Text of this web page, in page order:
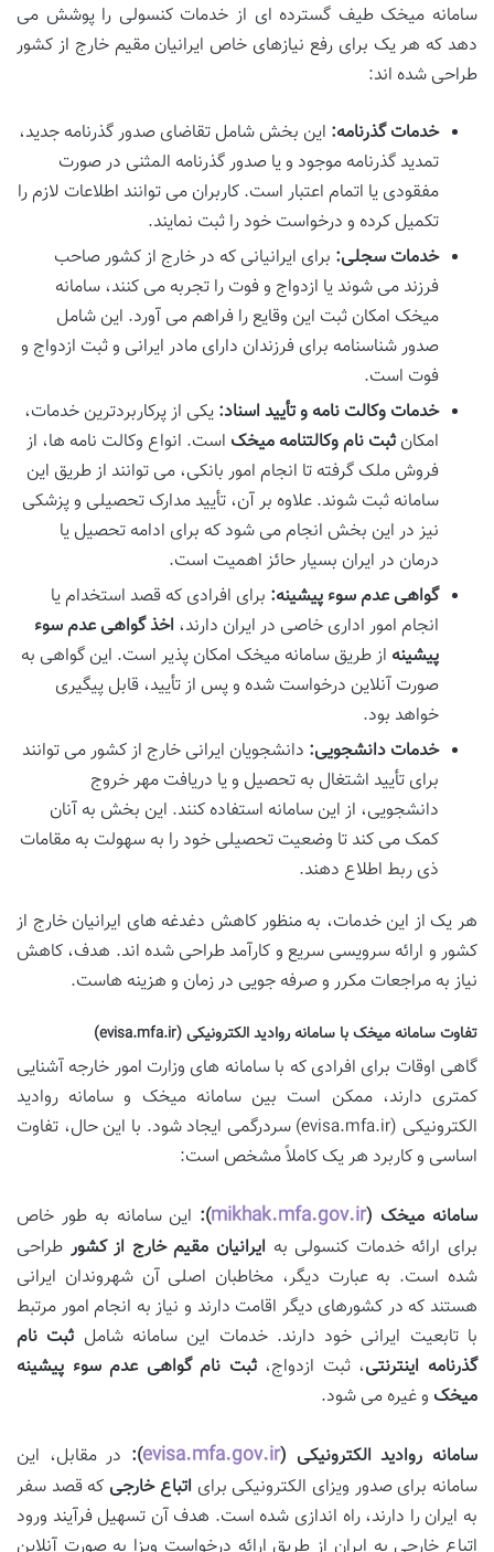
سامانه میخک طیف گسترده ای از خدمات کنسولی را پوشش می
دهد که هر یک برای رفع نیازهای خاص ایرانیان مقیم خارج از کشور
طراحی شده اند:
خدمات گذرنامه: این بخش شامل تقاضای صدور گذرنامه جدید،
تمدید گذرنامه موجود و یا صدور گذرنامه المثنی در صورت
مفقودی یا اتمام اعتبار است. کاربران می توانند اطلاعات لازم را
تکمیل کرده و درخواست خود را ثبت نمایند.
خدمات سجلی: برای ایرانیانی که در خارج از کشور صاحب
فرزند می شوند یا ازدواج و فوت را تجربه می کنند، سامانه
میخک امکان ثبت این وقایع را فراهم می آورد. این شامل
صدور شناسنامه برای فرزندان دارای مادر ایرانی و ثبت ازدواج و
فوت است.
خدمات وکالت نامه و تأیید اسناد: یکی از پرکاربردترین خدمات،
امکان ثبت نام وکالتنامه میخک است. انواع وکالت نامه ها، از
فروش ملک گرفته تا انجام امور بانکی، می توانند از طریق این
سامانه ثبت شوند. علاوه بر آن، تأیید مدارک تحصیلی و پزشکی
نیز در این بخش انجام می شود که برای ادامه تحصیل یا
درمان در ایران بسیار حائز اهمیت است.
گواهی عدم سوء پیشینه: برای افرادی که قصد استخدام یا
انجام امور اداری خاصی در ایران دارند، اخذ گواهی عدم سوء
پیشینه از طریق سامانه میخک امکان پذیر است. این گواهی به
صورت آنلاین درخواست شده و پس از تأیید، قابل پیگیری
خواهد بود.
خدمات دانشجویی: دانشجویان ایرانی خارج از کشور می توانند
برای تأیید اشتغال به تحصیل و یا دریافت مهر خروج
دانشجویی، از این سامانه استفاده کنند. این بخش به آنان
کمک می کند تا وضعیت تحصیلی خود را به سهولت به مقامات
ذی ربط اطلاع دهند.
هر یک از این خدمات، به منظور کاهش دغدغه های ایرانیان خارج از
کشور و ارائه سرویسی سریع و کارآمد طراحی شده اند. هدف، کاهش
نیاز به مراجعات مکرر و صرفه جویی در زمان و هزینه هاست.
تفاوت سامانه میخک با سامانه روادید الکترونیکی (evisa.mfa.ir)
گاهی اوقات برای افرادی که با سامانه های وزارت امور خارجه آشنایی
کمتری دارند، ممکن است بین سامانه میخک و سامانه روادید
الکترونیکی (evisa.mfa.ir) سردرگمی ایجاد شود. با این حال، تفاوت
اساسی و کاربرد هر یک کاملاً مشخص است:
سامانه میخک (mikhak.mfa.gov.ir
): این سامانه به طور خاص
برای ارائه خدمات کنسولی به ایرانیان مقیم خارج از کشور طراحی
شده است. به عبارت دیگر، مخاطبان اصلی آن شهروندان ایرانی
هستند که در کشورهای دیگر اقامت دارند و نیاز به انجام امور مرتبط
با تابعیت ایرانی خود دارند. خدمات این سامانه شامل ثبت نام
گذرنامه اینترنتی، ثبت ازدواج،ثبت نام گواهی عدم سوء پیشینه
میخک و غیره می شود.
سامانه روادید الکترونیکی (evisa.mfa.gov.ir
): در مقابل، این
سامانه برای صدور ویزای الکترونیکی برای اتباع خارجی که قصد سفر
به ایران را دارند، راه اندازی شده است. هدف آن تسهیل فرآیند ورود